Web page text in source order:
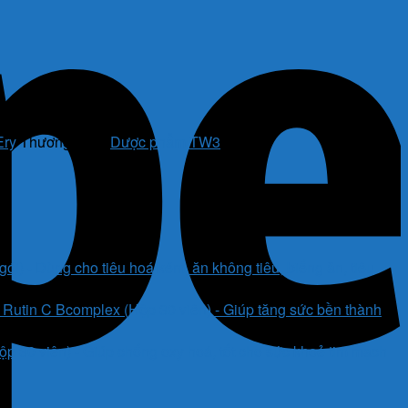
Thương hiệu: Dược phẩm TW3
- Dùng cho tiêu hoá kém, ăn không tiêu, biếng ăn, tiêu
Rutin C Bcomplex (Hộp 30 viên) - Giúp tăng sức bền thành
30 viên) - Giúp chống oxy hoá, tốt cho sức khoẻ tim mạch